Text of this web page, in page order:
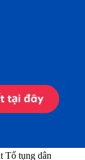
Tố tụng dân